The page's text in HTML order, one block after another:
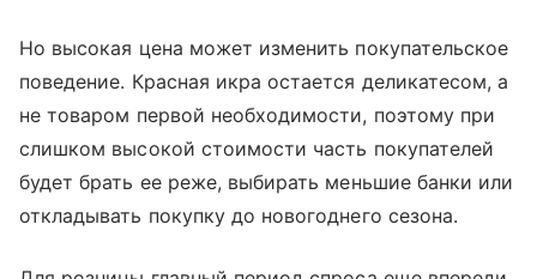
Но высокая цена может изменить покупательское
поведение. Красная икра остается деликатесом, а
не товаром первой необходимости, поэтому при
слишком высокой стоимости часть покупателей
будет брать ее реже, выбирать меньшие банки или
откладывать покупку до новогоднего сезона.